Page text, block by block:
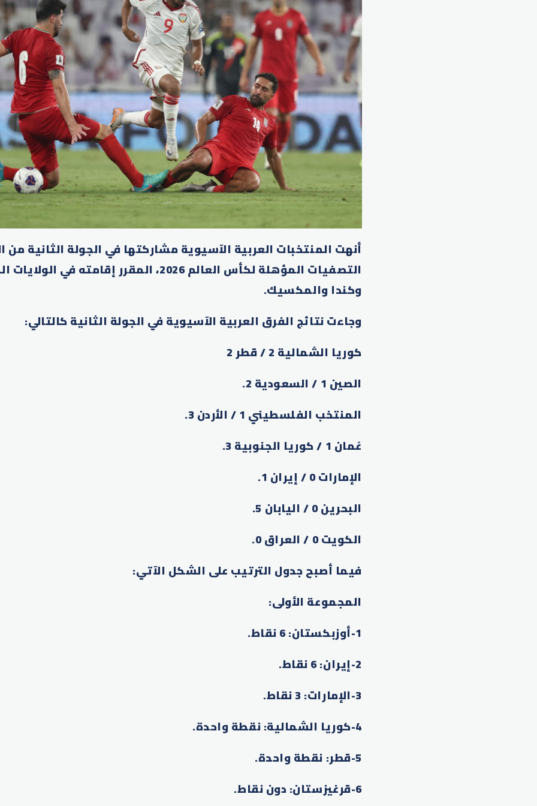
أنهت المنتخبات العربية الآسيوية مشاركتها في الجولة الثانية من
التصفيات المؤهلة لكأس العالم 2026، المقرر
وكندا والمكسيك.
وجاءت نتائج الفرق العربية الآسيوية في الجولة الثانية كالتالي:
كوريا الشمالية 2 / قطر 2
الصين 1 / السعودية 2
.
المنتخب الفلسطيني 1 / الأردن 3
.
عُمان 1 / كوريا الجنوبية 3
.
الإمارات 0 / إيران 1
.
البحرين 0 / اليابان 5
.
الكويت 0 / العراق 0
.
فيما أصبح جدول الترتيب على الشكل الآتي:
المجموعة الأولى:
1- أوزبكستان: 6 نقاط
.
2- إيران: 6 نقاط
.
3- الإمارات: 3 نقاط
.
4- كوريا الشمالية: نقطة واحدة.
5- قطر: نقطة واحدة.
6- قرغيزستان: دون نقاط.